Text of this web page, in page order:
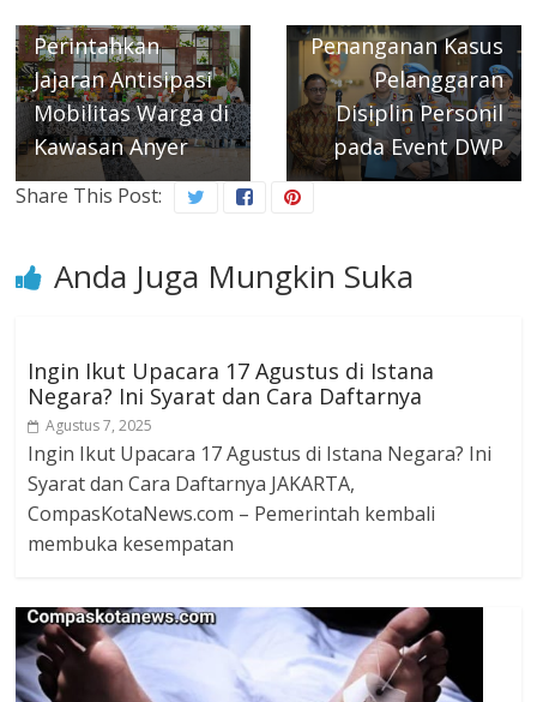
Perintahkan
Jajaran Antisipasi
Mobilitas Warga di
Kawasan Anyer
Penanganan Kasus
Pelanggaran
Disiplin Personil
pada Event DWP
Share This Post:
Anda Juga Mungkin Suka
Ingin Ikut Upacara 17 Agustus di Istana
Negara? Ini Syarat dan Cara Daftarnya
Agustus 7, 2025
Ingin Ikut Upacara 17 Agustus di Istana Negara? Ini
Syarat dan Cara Daftarnya JAKARTA,
CompasKotaNews.com – Pemerintah kembali
membuka kesempatan